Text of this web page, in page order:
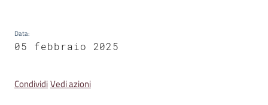
s
m
Data:
05 febbraio 2025
CondividiVedi azioni